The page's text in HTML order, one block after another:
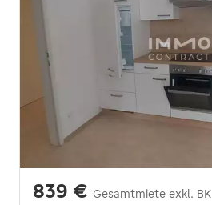
839 € Gesamtmiete exkl. BK